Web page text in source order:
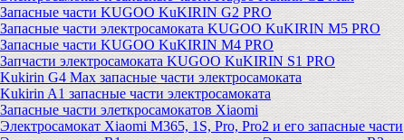
Запасные части KUGOO KuKIRIN G2 PRO
Запасные части электросамоката KUGOO KuKIRIN M5 PRO
Запасные части KUGOO KuKIRIN M4 PRO
Запчасти электросамоката KUGOO KuKIRIN S1 PRO
Kukirin G4 Max запасные части электросамоката
Kukirin A1 запасные части электросамоката
Запасные части элеткросамокатов Xiaomi
Электросамокат Xiaomi M365, 1S, Pro, Pro2 и его запасные части